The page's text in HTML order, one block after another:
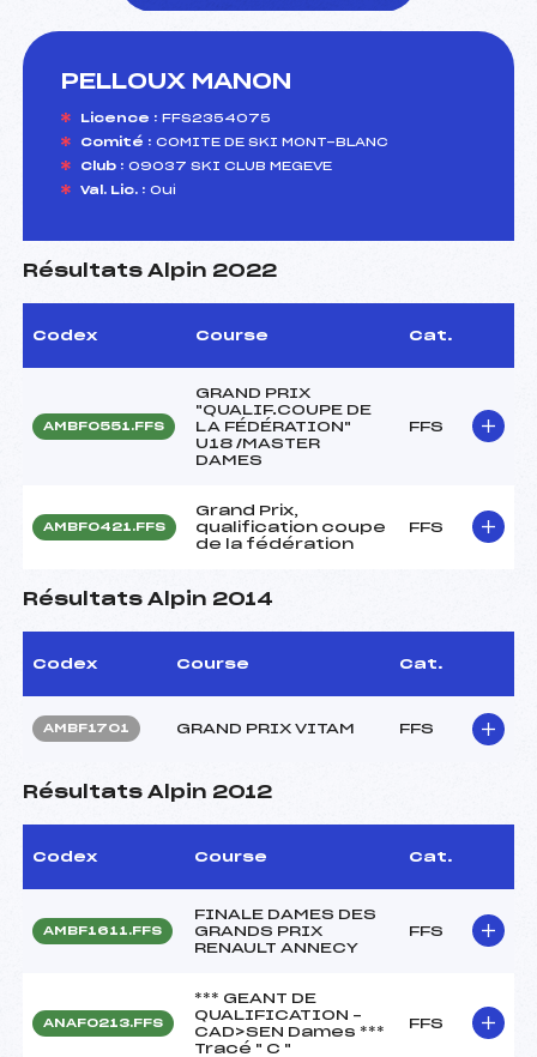
PELLOUX MANON
Licence : FFS2354075
Comité : COMITE DE SKI MONT-BLANC
Club : 09037 SKI CLUB MEGEVE
Val. Lic. : Oui
Résultats Alpin 2022
Codex Course Cat.
AMBF0551.FFS
GRAND PRIX
"QUALIF.COUPE DE
LA FÉDÉRATION"
U18 /MASTER
DAMES
FFS
AMBF0421.FFS
Grand Prix,
qualification coupe
de la fédération
FFS
Résultats Alpin 2014
Codex Course Cat.
AMBF1701 GRAND PRIX VITAM FFS
Résultats Alpin 2012
Codex Course Cat.
AMBF1611.FFS
FINALE DAMES DES
GRANDS PRIX
RENAULT ANNECY
FFS
ANAF0213.FFS
*** GEANT DE
QUALIFICATION –
CAD>SEN Dames ***
Tracé " C "
FFS